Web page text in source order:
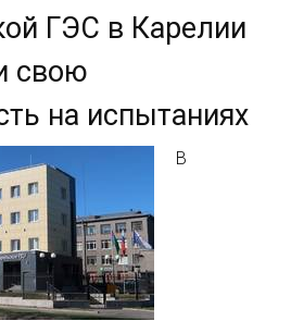
ГЭС в Карелии
свою
на испытаниях
В